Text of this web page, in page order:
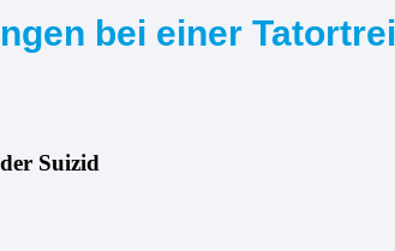
bei einer
Suizid